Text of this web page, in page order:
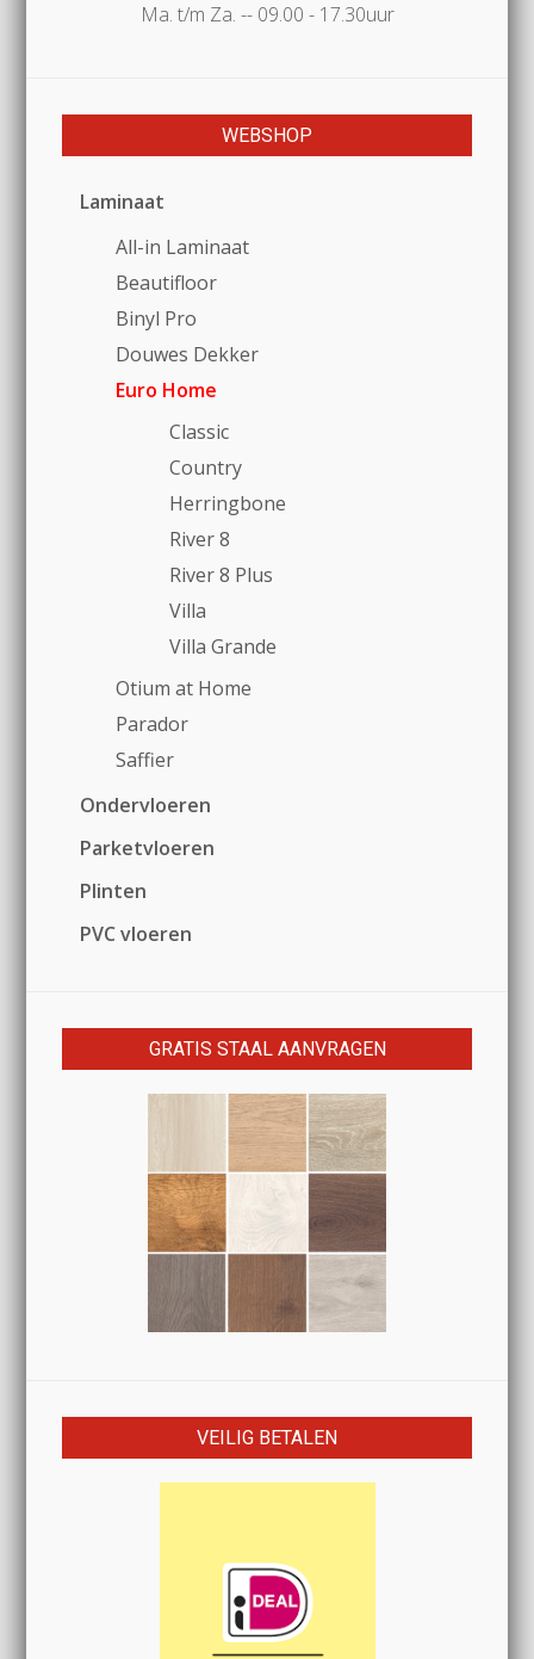
Ma. t/m Za. -- 09.00 - 17.30uur
WEBSHOP
Laminaat
All-in Laminaat
Beautifloor
Binyl Pro
Douwes Dekker
Euro Home
Classic
Country
Herringbone
River 8
River 8 Plus
Villa
Villa Grande
Otium at Home
Parador
Saffier
Ondervloeren
Parketvloeren
Plinten
PVC vloeren
GRATIS STAAL AANVRAGEN
VEILIG BETALEN